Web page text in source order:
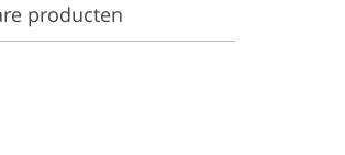
producten